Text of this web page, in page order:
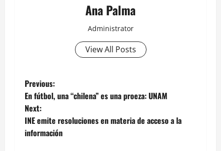
Ana Palma
Administrator
View All Posts
Post
navigation
Previous:
En fútbol, una “chilena” es una proeza: UNAM
Next:
INE emite resoluciones en materia de acceso a la
información